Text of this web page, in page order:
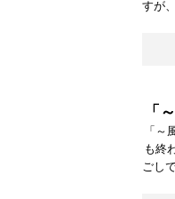
すが
「
「～
も終
ごし